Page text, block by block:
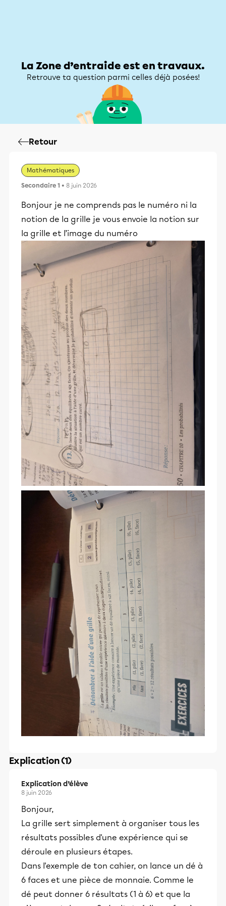
La Zone d’entraide est en travaux.
Retrouve ta question parmi celles déjà posées!
Retour
Mathématiques
Secondaire 1 • 8 juin 2026
Bonjour je ne comprends pas le numéro ni la
notion de la grille je vous envoie la notion sur
la grille et l’image du numéro
Explication (1)
Explication d’élève
8 juin 2026
Bonjour,
La grille sert simplement à organiser tous les
résultats possibles d'une expérience qui se
déroule en plusieurs étapes.
Dans l'exemple de ton cahier, on lance un dé à
6 faces et une pièce de monnaie. Comme le
dé peut donner 6 résultats (1 à 6) et que la